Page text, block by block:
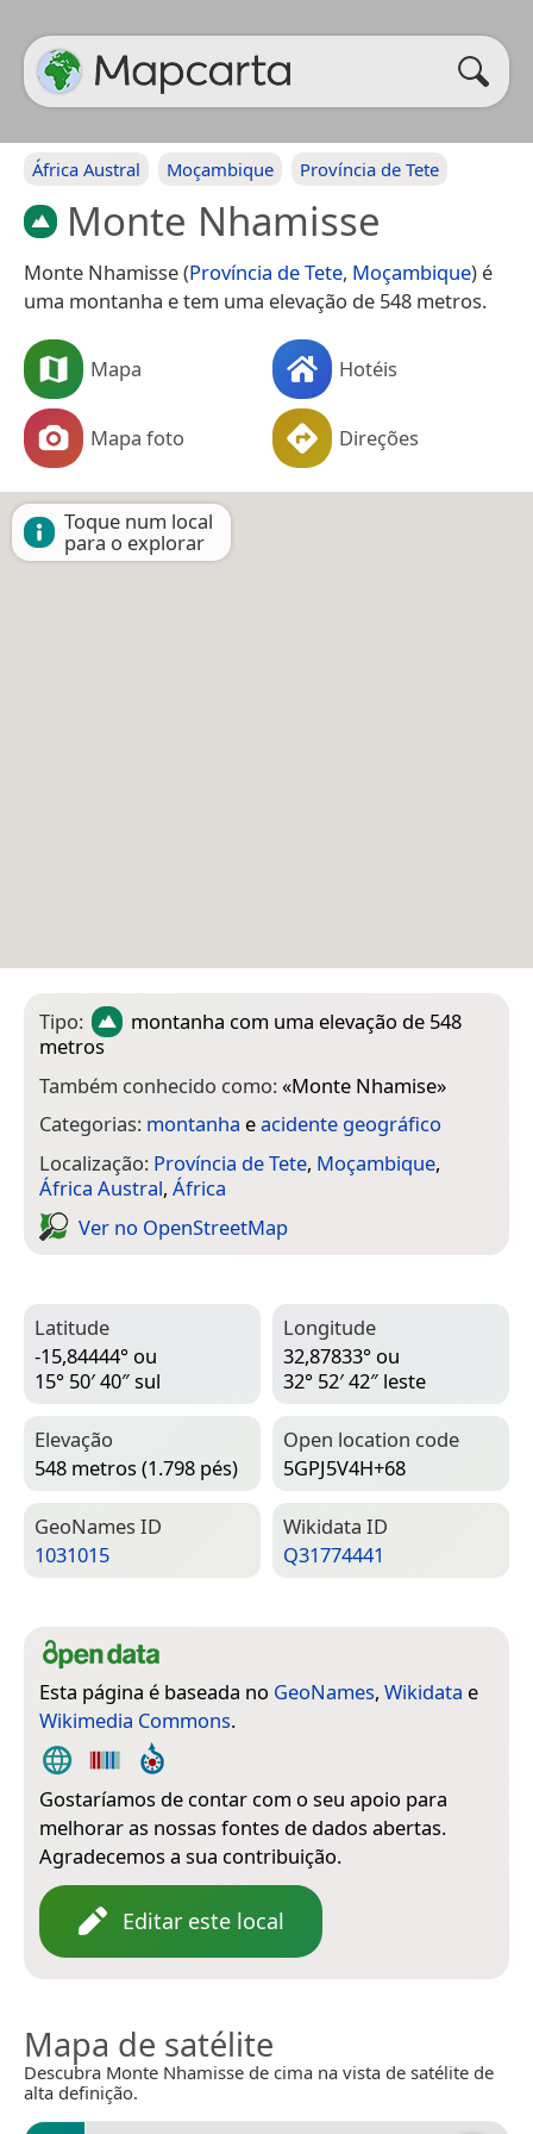
África Austral Moçambique Província de Tete
Monte Nhamisse
Monte Nhamisse (Província de Tete, Moçambique) é
uma montanha e tem uma elevação de 548 metros.
Mapa Hotéis
Mapa foto Direções
Toque num local
para o explorar
Tipo: montanha com uma elevação de 548
metros
Também conhecido como:«Monte Nhamise»
Categorias: montanha eacidente geográfico
Localização: Província de Tete, Moçambique,
África Austral, África
Ver no Open­Street­Map
Latitude
-15,84444° ou
15° 50′ 40″ sul
Longitude
32,87833° ou
32° 52′ 42″ leste
Elevação
548 metros (1.798 pés)
Open location code
5GPJ5V4H+68
Geo­Names ID
1031015
Wiki­data ID
Q31774441
Esta página é baseada no GeoNames, Wikidata e
Wikimedia Commons.
Gostaríamos de contar com o seu apoio para
melhorar as nossas fontes de dados abertas.
Agradecemos a sua contribuição.
Editar este local
Mapa de satélite
Descubra Monte Nhamisse de cima na vista de satélite de
alta definição.